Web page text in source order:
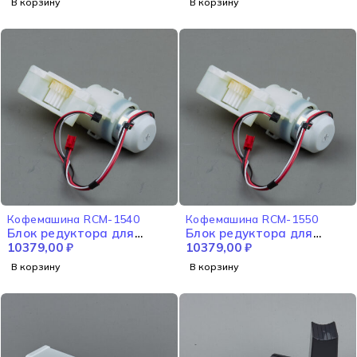
Кофемашина RCM-1540
Блок редуктора для
варки в сборе RCM-1540
10379,00₽
В корзину
Кофемашина RCM-1550
Блок редуктора для
варки в сборе RCM-1550
10379,00₽
В корзину